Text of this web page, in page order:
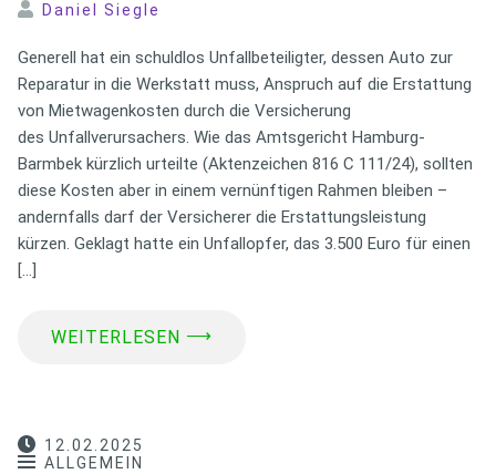
Daniel Siegle
Generell hat ein schuldlos Unfallbeteiligter, dessen Auto zur
Reparatur in die Werkstatt muss, Anspruch auf die Erstattung
von Mietwagenkosten durch die Versicherung
des Unfallverursachers. Wie das Amtsgericht Hamburg-
Barmbek kürzlich urteilte (Aktenzeichen 816 C 111/24), sollten
diese Kosten aber in einem vernünftigen Rahmen bleiben –
andernfalls darf der Versicherer die Erstattungsleistung
kürzen. Geklagt hatte ein Unfallopfer, das 3.500 Euro für einen
[…]
WEITERLESEN ⟶
12.02.2025
ALLGEMEIN